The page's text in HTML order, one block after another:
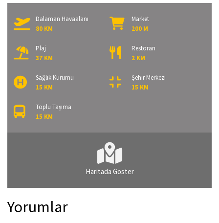
Dalaman Havaalanı
80 KM
Market
200 M
Plaj
37 KM
Restoran
2 KM
Sağlık Kurumu
15 KM
Şehir Merkezi
15 KM
Toplu Taşıma
15 KM
Haritada Göster
Yorumlar